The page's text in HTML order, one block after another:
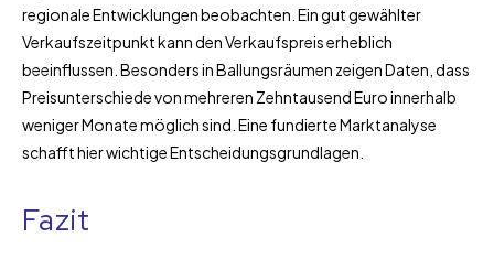
regionale Entwicklungen beobachten. Ein gut gewählter
Verkaufszeitpunkt kann den Verkaufspreis erheblich
beeinflussen. Besonders in Ballungsräumen zeigen Daten, dass
Preisunterschiede von mehreren Zehntausend Euro innerhalb
weniger Monate möglich sind. Eine fundierte Marktanalyse
schafft hier wichtige Entscheidungsgrundlagen.
Fazit